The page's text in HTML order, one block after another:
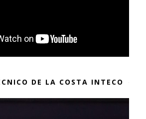
DE LA COSTA INTECO